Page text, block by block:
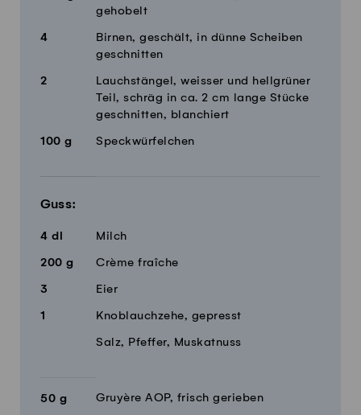
gehobelt
4
Birnen, geschält, in dünne Scheiben
geschnitten
2
Lauchstängel, weisser und hellgrüner
Teil, schräg in ca. 2 cm lange Stücke
geschnitten, blanchiert
100 g Speckwürfelchen
Guss:
4 dl Milch
200 g Crème fraîche
3 Eier
1 Knoblauchzehe, gepresst
Salz, Pfeffer, Muskatnuss
50 g Gruyère AOP, frisch gerieben